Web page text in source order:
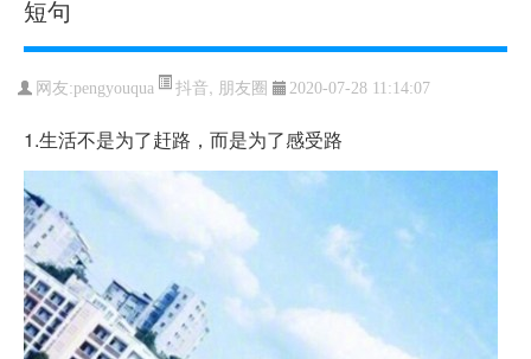
短句
网友:pengyouqua 抖音, 朋友圈 2020-07-28 11:14:07
1.生活不是为了赶路，而是为了感受路